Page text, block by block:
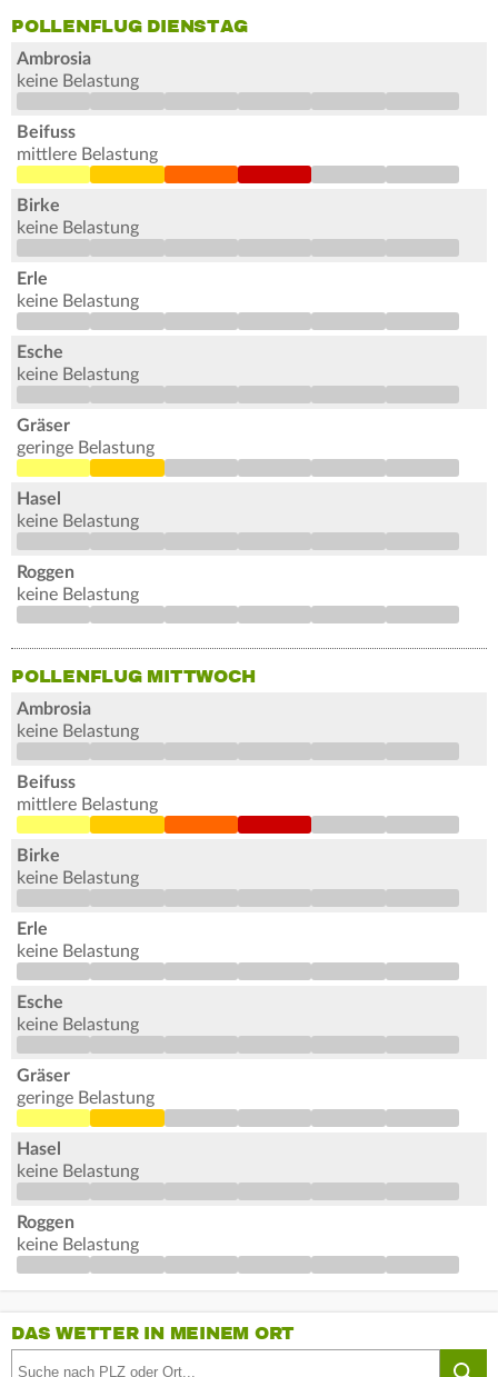
POLLENFLUG DIENSTAG
Ambrosia
keine Belastung
Beifuss
mittlere Belastung
Birke
keine Belastung
Erle
keine Belastung
Esche
keine Belastung
Gräser
geringe Belastung
Hasel
keine Belastung
Roggen
keine Belastung
POLLENFLUG MITTWOCH
Ambrosia
keine Belastung
Beifuss
mittlere Belastung
Birke
keine Belastung
Erle
keine Belastung
Esche
keine Belastung
Gräser
geringe Belastung
Hasel
keine Belastung
Roggen
keine Belastung
DAS WETTER IN MEINEM ORT